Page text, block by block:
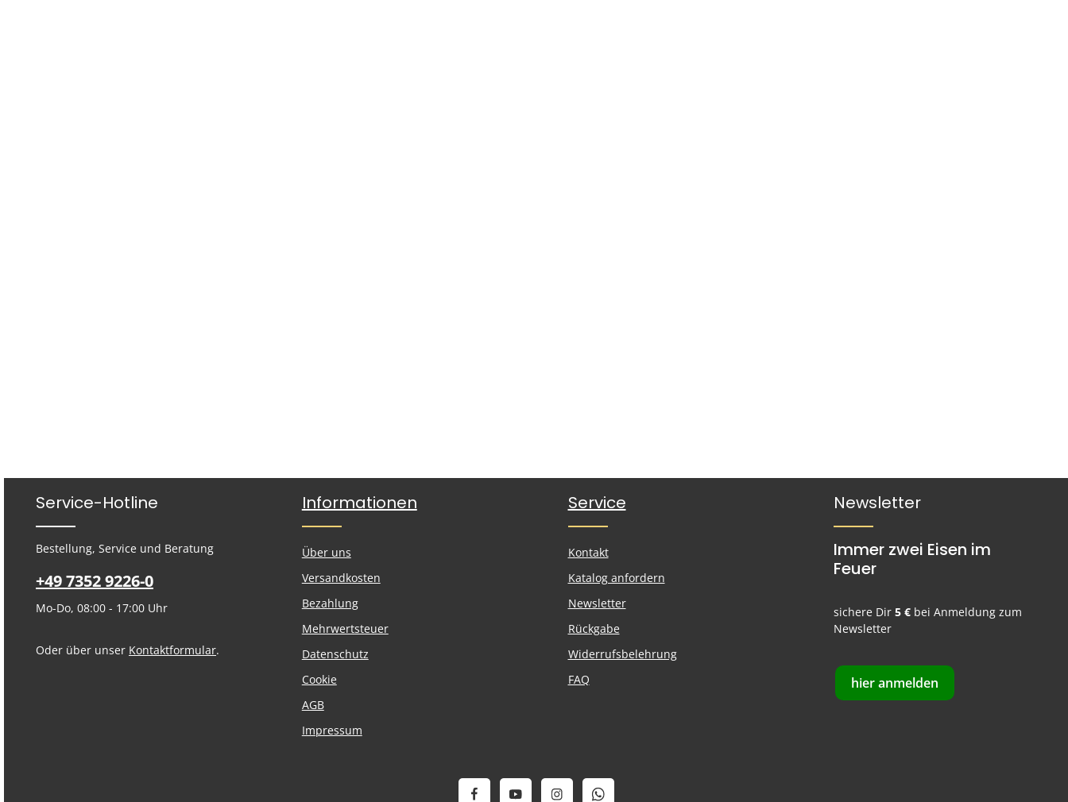
Service-Hotline
Bestellung, Service und Beratung
+49 7352 9226-0
Mo-Do, 08:00 - 17:00 Uhr
Oder über unser Kontaktformular.
Informationen
Über uns
Versandkosten
Bezahlung
Mehrwertsteuer
Datenschutz
Cookie
AGB
Impressum
Service
Kontakt
Katalog anfordern
Newsletter
Rückgabe
Widerrufsbelehrung
FAQ
Newsletter
Immer zwei Eisen im
Feuer
sichere Dir5 € bei Anmeldung zum
Newsletter
hier anmelden